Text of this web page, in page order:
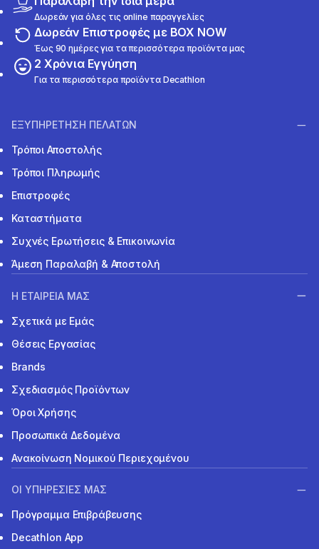
Δωρεάν για όλες τις online παραγγελίες
Δωρεάν Επιστροφές με BOX NOW
Έως 90 ημέρες για τα περισσότερα προϊόντα μας
2 Χρόνια Εγγύηση
Για τα περισσότερα προϊόντα Decathlon
ΕΞΥΠΗΡΕΤΗΣΗ ΠΕΛΑΤΩΝ
Τρόποι Αποστολής
Τρόποι Πληρωμής
Επιστροφές
Καταστήματα
Συχνές Ερωτήσεις & Επικοινωνία
Άμεση Παραλαβή & Αποστολή
Η ΕΤΑΙΡΕΙΑ ΜΑΣ
Σχετικά με Εμάς
Θέσεις Εργασίας
Brands
Σχεδιασμός Προϊόντων
Όροι Χρήσης
Προσωπικά Δεδομένα
Ανακοίνωση Νομικού Περιεχομένου
ΟΙ ΥΠΗΡΕΣΙΕΣ ΜΑΣ
Πρόγραμμα Επιβράβευσης
Decathlon App